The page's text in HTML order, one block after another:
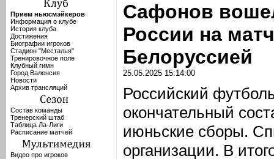
Прием ньюсмэйкеров
Информация о клубе
История клуба
Достижения
Биографии игроков
Стадион "Месталья"
Тренировочное поле
Клубный гимн
Город Валенсия
Новости
Архив трансляций
Состав команды
Тренерский штаб
Таблица Ла-Лиги
Расписание матчей
Видео про игроков
Сафонов
России на
Белоруссией
25.05.2025 15:14:00
Российский
окончательный
июньские сборы.
организации. В